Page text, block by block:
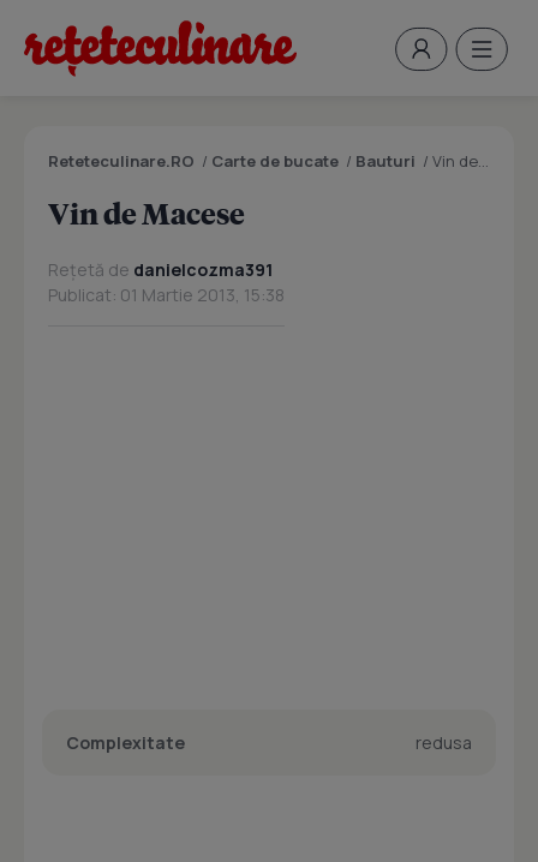
Reteteculinare.RO / Carte de bucate / Bauturi / Vin de Macese
Vin de Macese
Rețetă de danielcozma391
Publicat: 01 Martie 2013, 15:38
Complexitate redusa